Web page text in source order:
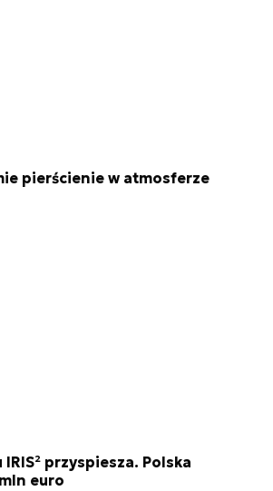
pierścienie w atmosferze
przyspiesza. Polska
euro